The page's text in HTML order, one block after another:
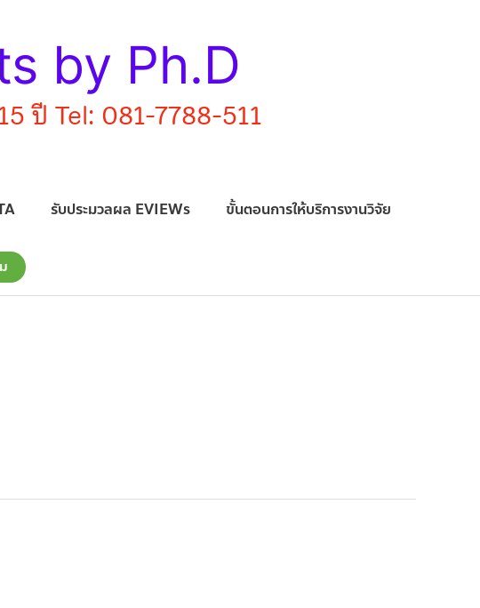
by Ph.D
ปี Tel: 081-7788-511
รับประมวลผล EVIEWs ขั้นตอนการให้บริการงานวิจัย